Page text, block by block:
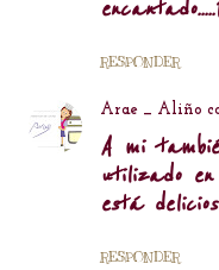
RESPONDER
Arae _ Aliño
A mi
utilizado
está
RESPONDER